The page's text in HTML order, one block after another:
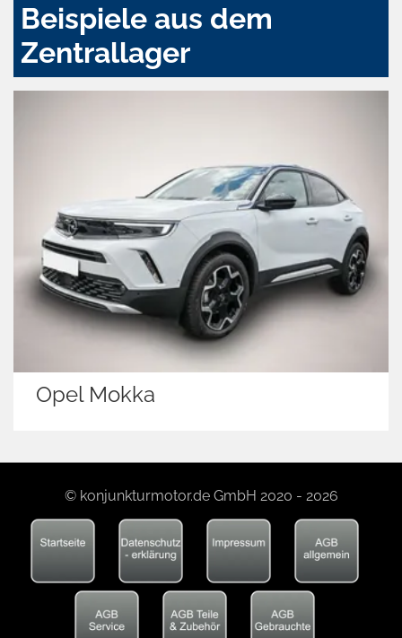
Beispiele aus dem
Zentrallager
Opel Mokka
© konjunkturmotor.de GmbH 2020 - 2026